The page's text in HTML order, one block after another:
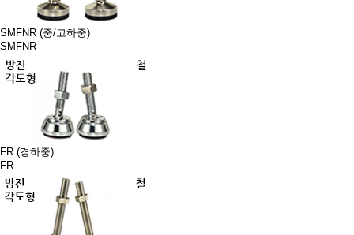
SMFNR (중/고하중)
SMFNR
FR (경하중)
FR